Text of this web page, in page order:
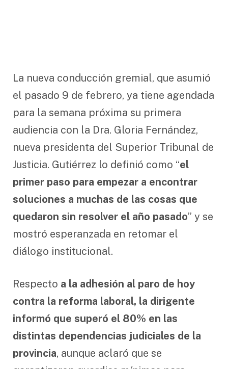
La nueva conducción gremial, que asumió
el pasado 9 de febrero, ya tiene agendada
para la semana próxima su primera
audiencia con la Dra. Gloria Fernández,
nueva presidenta del Superior Tribunal de
Justicia. Gutiérrez lo definió como “el
primer paso para empezar a encontrar
soluciones a muchas de las cosas que
quedaron sin resolver el año pasado” y se
mostró esperanzada en retomar el
diálogo institucional.
Respecto a la adhesión al paro de hoy
contra la reforma laboral, la dirigente
informó que superó el 80% en las
distintas dependencias judiciales de la
provincia, aunque aclaró que se